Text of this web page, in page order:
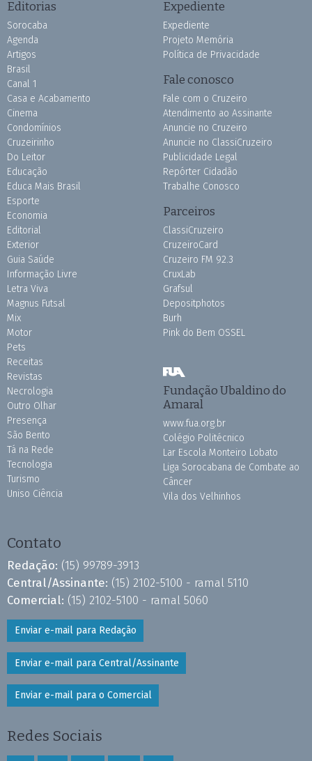
Editorias
Sorocaba
Agenda
Artigos
Brasil
Canal 1
Casa e Acabamento
Cinema
Condomínios
Cruzeirinho
Do Leitor
Educação
Educa Mais Brasil
Esporte
Economia
Editorial
Exterior
Guia Saúde
Informação Livre
Letra Viva
Magnus Futsal
Mix
Motor
Pets
Receitas
Revistas
Necrologia
Outro Olhar
Presença
São Bento
Tá na Rede
Tecnologia
Turismo
Uniso Ciência
Expediente
Expediente
Projeto Memória
Política de Privacidade
Fale conosco
Fale com o Cruzeiro
Atendimento ao Assinante
Anuncie no Cruzeiro
Anuncie no ClassiCruzeiro
Publicidade Legal
Repórter Cidadão
Trabalhe Conosco
Parceiros
ClassiCruzeiro
CruzeiroCard
Cruzeiro FM 92.3
CruxLab
Grafsul
Depositphotos
Burh
Pink do Bem OSSEL
Fundação Ubaldino do
Amaral
www.fua.org.br
Colégio Politécnico
Lar Escola Monteiro Lobato
Liga Sorocabana de Combate ao
Câncer
Vila dos Velhinhos
Contato
Redação: (15) 99789-3913
Central/Assinante: (15) 2102-5100 - ramal 5110
Comercial: (15) 2102-5100 - ramal 5060
Enviar e-mail para Redação
Enviar e-mail para Central/Assinante
Enviar e-mail para o Comercial
Redes Sociais